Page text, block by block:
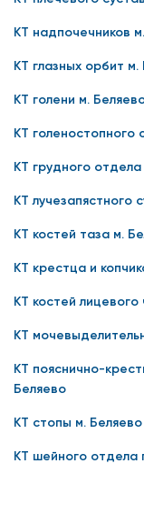
КТ надпочечников
КТ глазных орбит м.
КТ голени м.
КТ голеностопного
КТ грудного
КТ лучезапястного
КТ костей таза м.
КТ крестца и
КТ костей
КТ
КТ пояснично-
Беляево
КТ стопы м. Беляево
КТ шейного отдела